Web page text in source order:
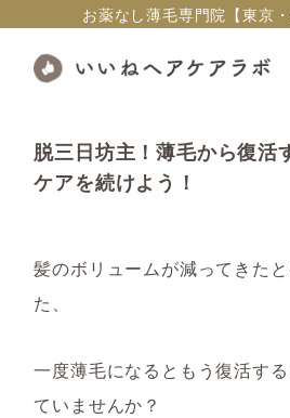
お薬なし薄毛専門院【東京
脱三日坊主！薄毛から復活
ケアを続けよう！
髪のボリュームが減ってきた
た、
一度薄毛になるともう復活す
ていませんか？